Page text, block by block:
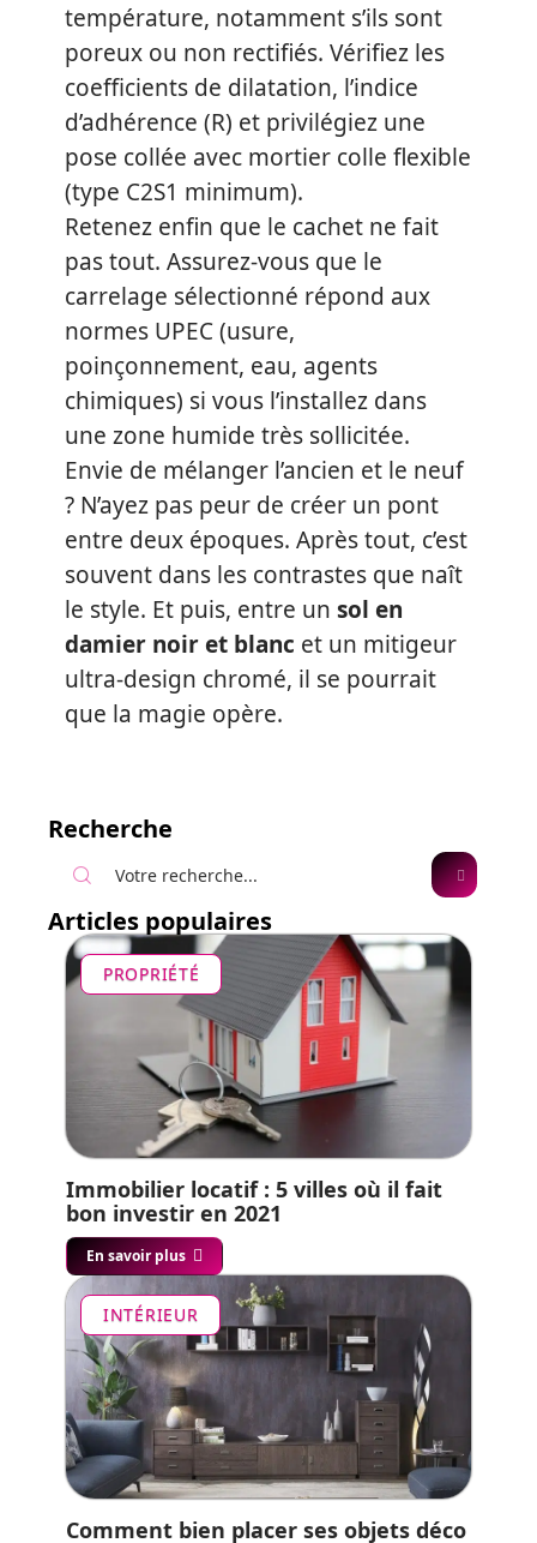
température, notamment s’ils sont
poreux ou non rectifiés. Vérifiez les
coefficients de dilatation, l’indice
d’adhérence (R) et privilégiez une
pose collée avec mortier colle flexible
(type C2S1 minimum).
Retenez enfin que le cachet ne fait
pas tout. Assurez-vous que le
carrelage sélectionné répond aux
normes UPEC (usure,
poinçonnement, eau, agents
chimiques) si vous l’installez dans
une zone humide très sollicitée.
Envie de mélanger l’ancien et le neuf
? N’ayez pas peur de créer un pont
entre deux époques. Après tout, c’est
souvent dans les contrastes que naît
le style. Et puis, entre un sol en
damier noir et blanc et un mitigeur
ultra-design chromé, il se pourrait
que la magie opère.
Recherche
Articles populaires
PROPRIÉTÉ
Immobilier locatif : 5 villes où il fait
bon investir en 2021
En savoir plus
INTÉRIEUR
Comment bien placer ses objets déco